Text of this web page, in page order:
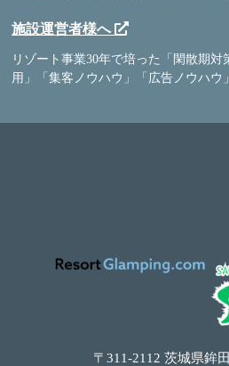
施設運営者様へ
リゾート事業30年で培った「閑散期
用」「集客ノウハウ」「広告ノウハウ
〒311-2112 茨城県鉾